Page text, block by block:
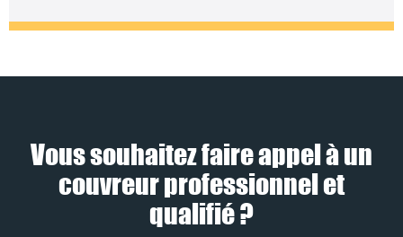
Vous souhaitez faire appel à un
couvreur professionnel et
qualifié ?